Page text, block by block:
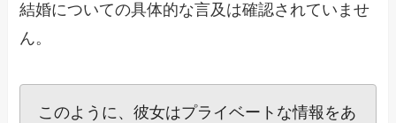
結婚についての具体的な言及は確認されていませ
ん。
このように、彼女はプライベートな情報をあ